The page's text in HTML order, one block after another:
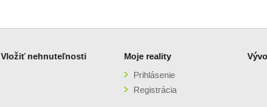
Vložiť nehnuteľnosti
Moje reality
Prihlásenie
Registrácia